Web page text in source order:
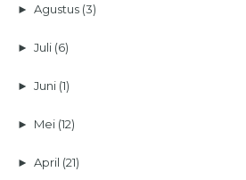
►Agustus (3)
►Juli (6)
►Juni (1)
► Mei (12)
►April (21)